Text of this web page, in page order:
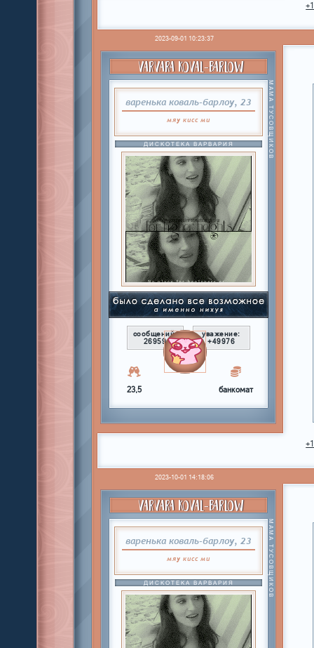
2023-09-01 10:23:37
VARVARA KOVAL-BARLOW
варенька коваль-барлоу, 23
мяу кисс ми МАМА ТУСОВЩИКОВ
ДИСКОТЕКА ВАРВАРИЯ
сообщений:
26959
уважение:
+49976
23,5 банкомат
2023-10-01 14:18:06
VARVARA KOVAL-BARLOW
варенька коваль-барлоу, 23
мяу кисс ми МАМА ТУСОВЩИКОВ
ДИСКОТЕКА ВАРВАРИЯ